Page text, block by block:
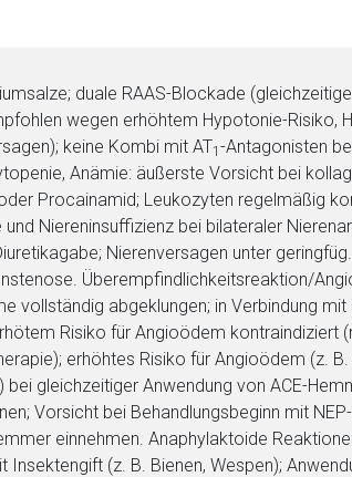
duale RAAS-Blockade
wegen erhöhtem Hypotonie-Risiko,
keine Kombi mit AT1 -Antagonisten
Anämie: äußerste Vorsicht bei
Procainamid; Leukozyten regelmäßig
Niereninsuffizienz bei bilateraler
Nierenversagen unter
Überempfindlichkeitsreaktion/
vollständig abgeklungen; in Verbindung
Risiko für Angioödem kontraindiziert
erhöhtes Risiko für Angioödem (z.
gleichzeitiger Anwendung von ACE-
Vorsicht bei Behandlungsbeginn mit
einnehmen. Anaphylaktoide
(z. B. Bienen, Wespen);